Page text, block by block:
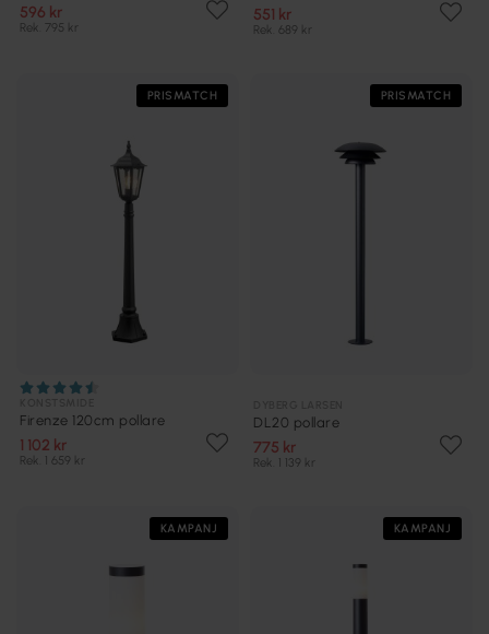
596 kr
Rek. 795 kr
551 kr
Rek. 689 kr
PRISMATCH
Firenze 120cm pollare
1 102 kr
Rek. 1 659 kr
PRISMATCH
DL20 pollare
775 kr
Rek. 1 139 kr
KAMPANJ KAMPANJ